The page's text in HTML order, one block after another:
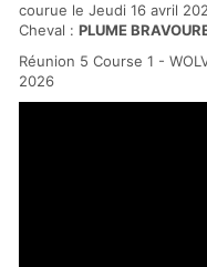
courue le Jeudi 16 avril
Cheval : PLUME
Réunion 5 Course 1 -
2026